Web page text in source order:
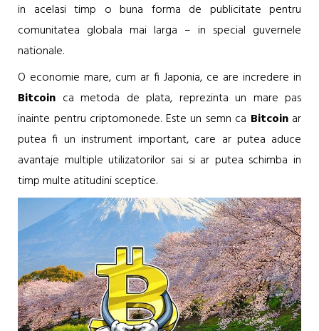
in acelasi timp o buna forma de publicitate pentru
comunitatea globala mai larga – in special guvernele
nationale.
O economie mare, cum ar fi Japonia, ce are incredere in
Bitcoin ca metoda de plata, reprezinta un mare pas
inainte pentru criptomonede. Este un semn ca Bitcoinar
putea fi un instrument important, care ar putea aduce
avantaje multiple utilizatorilor sai si ar putea schimba in
timp multe atitudini sceptice.